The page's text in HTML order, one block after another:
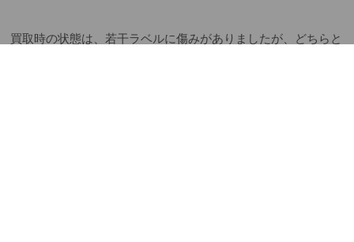
買取時の状態は、若干ラベルに傷みがありましたが、どちらと